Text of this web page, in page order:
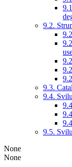
9.2.
9.3.
9.4.
9.5.
None
None